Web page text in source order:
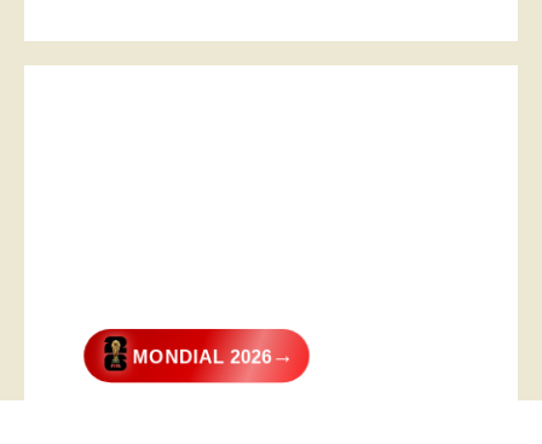
MONDIAL 2026→